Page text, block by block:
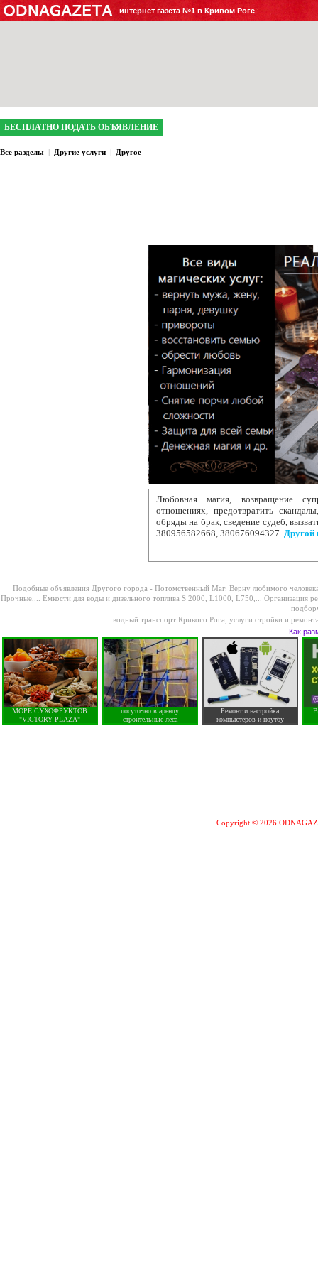
интернет газета №1 в Кривом Роге
БЕСПЛАТНО ПОДАТЬ ОБЪЯВЛЕНИЕ
Все разделы | Другие услуги | Другое
Любовная магия, возвращение
отношениях, предотвратить
обряды на брак, сведение судеб,
380956582668, 380676094327. Другой
Подобные объявления Другого города -Потомственный Маг. Верну любимого
Прочные,... Емкости для воды и дизельного топлива S 2000, L1000, L750,... Организация
водный транспорт Кривого Рога услуги стройки и
Как
МОРЕ СУХОФРУКТОВ
"VICTORY PLAZA"
посуточно в аренду
строительные леса
Ремонт и настройка
компьютеров и ноутбу
Copyright © 2026